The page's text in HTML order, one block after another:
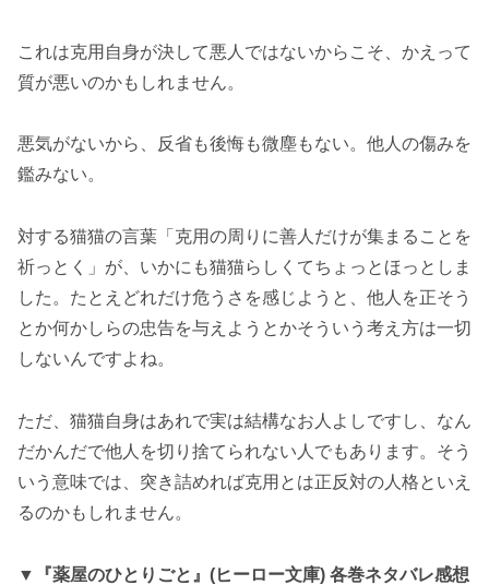
これは克用自身が決して悪人ではないからこそ、かえって
質が悪いのかもしれません。
悪気がないから、反省も後悔も微塵もない。他人の傷みを
鑑みない。
対する猫猫の言葉「克用の周りに善人だけが集まることを
祈っとく」が、いかにも猫猫らしくてちょっとほっとしま
した。たとえどれだけ危うさを感じようと、他人を正そう
とか何かしらの忠告を与えようとかそういう考え方は一切
しないんですよね。
ただ、猫猫自身はあれで実は結構なお人よしですし、なん
だかんだで他人を切り捨てられない人でもあります。そう
いう意味では、突き詰めれば克用とは正反対の人格といえ
るのかもしれません。
▼ 『薬屋のひとりごと』(ヒーロー文庫) 各巻ネタバレ感想